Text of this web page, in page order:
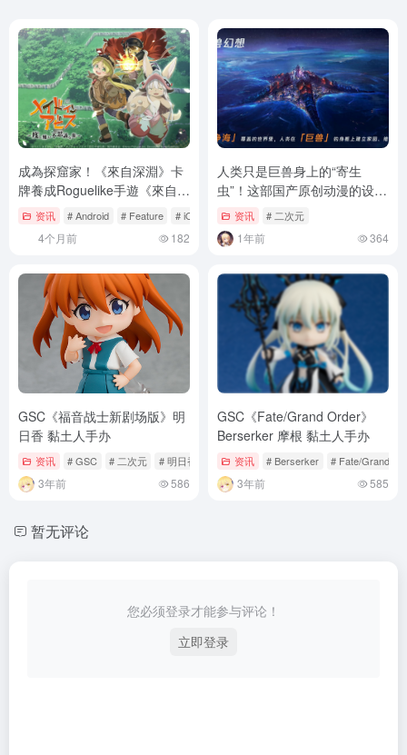
成為探窟家！《來自深淵》卡
牌養成Roguelike手遊《來自深
淵 ～無可救藥的不可思議之旅
～》開放事前登錄！
资讯 # Android # Feature # iOS
4个月前 182
人类只是巨兽身上的“寄生
虫”！这部国产原创动漫的设定
绝了资讯 # 二次元
1年前 364
GSC《福音战士新剧场版》明
日香 黏土人手办
资讯 # GSC # 二次元 # 明日香
3年前 586
GSC《Fate/Grand Order》
Berserker 摩根 黏土人手办
资讯 # Berserker # Fate/Grand
3年前 585
暂无评论
您必须登录才能参与评论！
立即登录